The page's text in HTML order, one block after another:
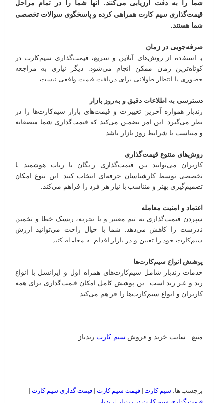
شما را به دقت ارزیابی می‌کنند. آنها شما را در تمام مراحل
قیمت‌گذاری سیم کارت همراهی کرده و پاسخگوی سوالات تخصصی
شما هستند.
صرفه‌جویی در زمان
با استفاده از روش‌های آنلاین و سریع، قیمت‌گذاری سیم‌کارت در
کوتاه‌ترین زمان ممکن انجام می‌شود. دیگر نیازی به مراجعه
حضوری یا انتظار طولانی برای دریافت قیمت واقعی نیست.
دسترسی به اطلاعات دقیق و به‌روز بازار
رندباز همواره آخرین تغییرات و قیمت‌های بازار سیم‌کارت‌ها را در
نظر می‌گیرد. این امر تضمین می‌کند که قیمت‌گذاری شما منصفانه
و متناسب با شرایط روز بازار باشد.
روش‌های متنوع قیمت‌گذاری
کاربران می‌توانند بین قیمت‌گذاری رایگان با ربات هوشمند یا
تخصصی توسط کارشناسان حرفه‌ای انتخاب کنند. این تنوع امکان
تصمیم‌گیری بهتر و متناسب با نیاز هر فرد را فراهم می‌کند.
اعتماد و امنیت معامله
سپردن قیمت‌گذاری به تیم معتبر و با تجربه، ریسک خطا و تخمین
نادرست را کاهش می‌دهد. شما با خیال راحت می‌توانید ارزش
سیم‌کارت خود را تعیین و در بازار اقدام به معامله کنید.
پوشش انواع سیم‌کارت‌ها
خدمات رندباز شامل سیم‌کارت‌های همراه اول و ایرانسل با انواع
رند و غیر رند است. این پوشش کامل امکان قیمت‌گذاری برای همه
کاربران و انواع سیم‌کارت‌ها را فراهم می‌کند.
منبع : سایت خرید و فروش سیم کارت رندباز
برچسب ها: سیم کارت | قیمت سیم کارت | قیمت گذاری سیم کارت |
قیمت گذاری سیم کارت در رندباز | رندباز